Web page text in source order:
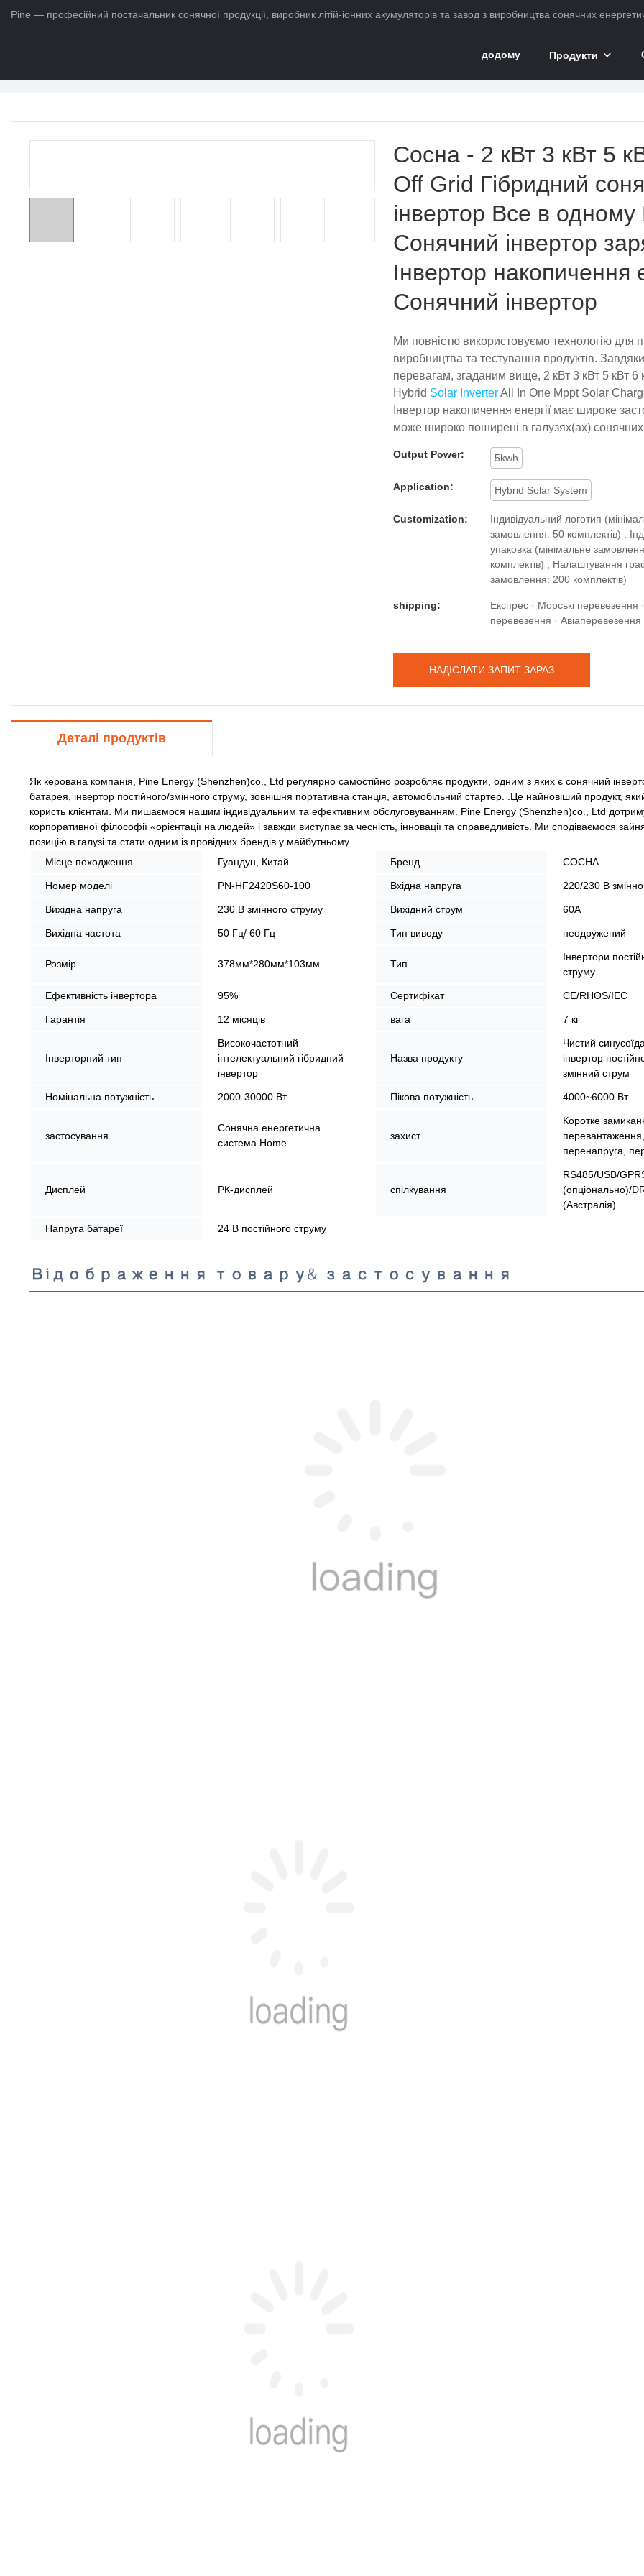
Pine — професійний постачальник сонячної продукції, виробник літій-іонних акумуляторів та завод з виробництва сонячних
додому Продукти
Сосна - 2 кВт 3 кВт 5
Off Grid Гібридний
інвертор Все в одному
Сонячний інвертор
Інвертор накопичення
Сонячний інвертор
Ми повністю використовуємо технологію для
виробництва та тестування продуктів.
перевагам, згаданим вище, 2 кВт 3 кВт 5 кВт 6
Hybrid Solar InverterAll In One Mppt Solar
Інвертор накопичення енергії має широке
може широко поширені в галузях(ах) сонячних
Output Power: 5kwh
Application: Hybrid Solar System
Customization:
Індивідуальний логотип
замовлення: 50 комплектів) ,
упаковка (мінімальне
комплектів) , Налаштування
замовлення: 200 комплектів)
shipping:
Експрес · Морські перевезення
перевезення · Авіаперевезення
НАДІСЛАТИ ЗАПИТ ЗАРАЗ
Деталі продуктів
Як керована компанія, Pine Energy (Shenzhen)co., Ltd регулярно самостійно розробляє продукти, одним з яких є сонячний
батарея, інвертор постійного/змінного струму, зовнішня портативна станція, автомобільний стартер. .Це найновіший продукт,
користь клієнтам. Ми пишаємося нашим індивідуальним та ефективним обслуговуванням. Pine Energy (Shenzhen)co., Ltd
корпоративної філософії «орієнтації на людей» і завжди виступає за чесність, інновації та справедливість. Ми сподіваємося
позицію в галузі та стати одним із провідних брендів у майбутньому.
Місце походження
Гуандун, Китай Бренд СОСНА
Номер моделі PN-HF2420S60-100 Вхідна напруга 220/230 В
Вихідна напруга 230 В змінного струму Вихідний струм 60А
Вихідна частота 50 Гц/ 60 Гц Тип виводу неодружений
Розмір 378мм*280мм*103мм Тип
Інвертори
струму
Ефективність інвертора 95% Сертифікат CE/RHOS/IEC
Гарантія 12 місяців вага 7 кг
Інверторний тип
Високочастотний
інтелектуальний гібридний
інвертор
Назва продукту
Чистий
інвертор
змінний струм
Номінальна потужність 2000-30000 Вт Пікова потужність 4000~6000 Вт
застосування
Сонячна енергетична
система Home
захист
Коротке
перевантаження,
перенапруга,
Дисплей РК-дисплей спілкування
RS485/USB/
(опціонально)/
(Австралія)
Напруга батареї 24 В постійного струму
Відображення товару& застосування